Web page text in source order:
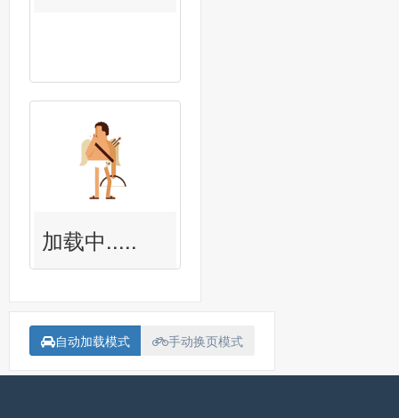
加载中.....
自动加载模式 手动换页模式